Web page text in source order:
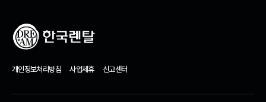
개인정보처리방침 사업제휴 신고센터